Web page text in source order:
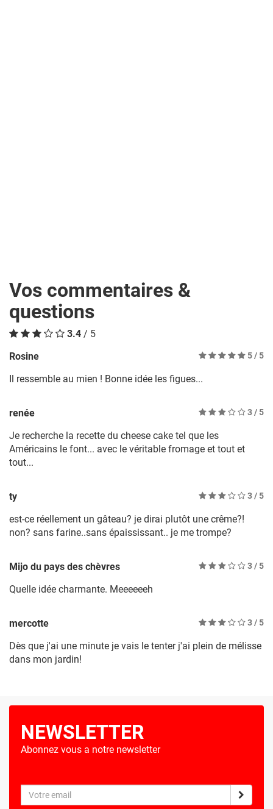
Vos commentaires &
questions
3.4 / 5
Rosine
5/ 5
Il ressemble au mien ! Bonne idée les figues...
renée 3/ 5
Je recherche la recette du cheese cake tel que les
Américains le font... avec le véritable fromage et tout et
tout...
ty 3/ 5
est-ce réellement un gâteau? je dirai plutôt une crême?!
non? sans farine..sans épaississant.. je me trompe?
Mijo du pays des chèvres 3/ 5
Quelle idée charmante. Meeeeeeh
mercotte 3/ 5
Dès que j'ai une minute je vais le tenter j'ai plein de mélisse
dans mon jardin!
NEWSLETTER
Abonnez vous a notre newsletter